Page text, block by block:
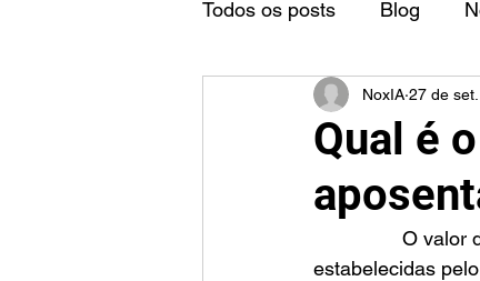
Todos os posts Blog
Qual é
NoxIA 27 de
estabelecidas